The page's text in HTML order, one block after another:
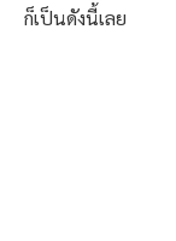
ก็เป็นดังนี้เลย